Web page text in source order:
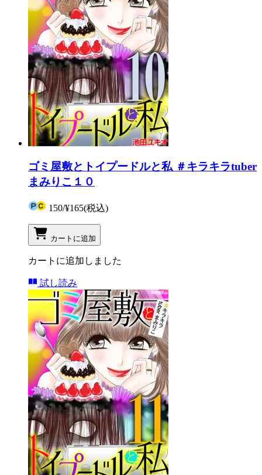
ゴミ屋敷とトイプードルと私 ＃キラキラtuber
まみりこ１０
150/¥165(税込)
カートに追加
カートに追加しました
試し読み